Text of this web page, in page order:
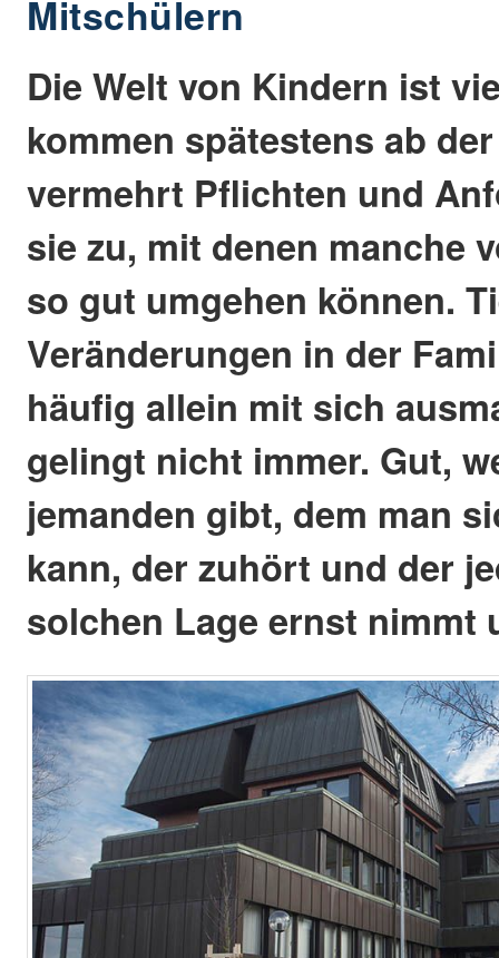
Mitschülern
Die Welt von Kindern ist
kommen spätestens ab
vermehrt Pflichten und
sie zu, mit denen manche
so gut umgehen können.
Veränderungen in der
häufig allein mit sich
gelingt nicht immer. Gut,
jemanden gibt, dem man
kann, der zuhört und der
solchen Lage ernst nimmt